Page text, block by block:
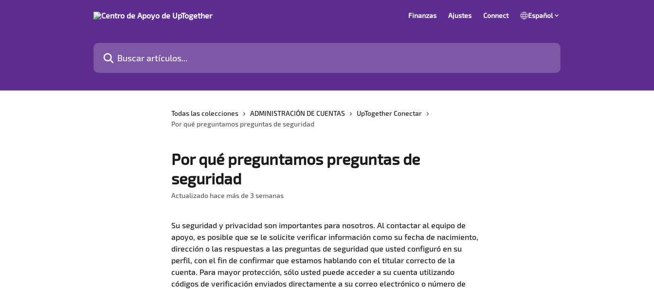
Finanzas Ajustes Connect Español
Buscar artículos...
Todas las colecciones ADMINISTRACIÓN DE CUENTAS
UpTogether Conectar
Por qué preguntamos preguntas de seguridad
Por qué preguntamos preguntas de
seguridad
Actualizado hace más de 3 semanas
Su seguridad y privacidad son importantes para nosotros. Al contactar al equipo de
apoyo, es posible que se le solicite verificar información como su fecha de nacimiento,
dirección o las respuestas a las preguntas de seguridad que usted configuró en su
perfil, con el fin de confirmar que estamos hablando con el titular correcto de la
cuenta. Para mayor protección, sólo usted puede acceder a su cuenta utilizando
códigos de verificación enviados directamente a su correo electrónico o número de